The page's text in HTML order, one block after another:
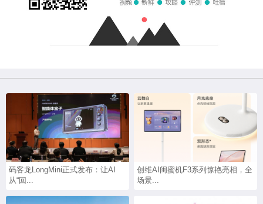
码客龙LongMini正式发布：让AI
从“回...
创维AI闺蜜机F3系列惊艳亮相，全
场景...